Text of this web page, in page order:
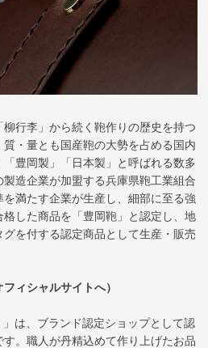
行李」から続く鞄作りの歴史を持つ
・量とも国産鞄の大勢を占める国内
豊岡製」「日本製」と呼ばれる数多
製造企業が加盟する兵庫県鞄工業組合
満たす企業が生産し、細部に至る強
した商品を「豊岡鞄」と認定し、地
を付する認定商品として生産・販売
ィシャルサイトへ）
は、ブランド認定ショップとして認
。職人が丹精込めて作り上げたお品